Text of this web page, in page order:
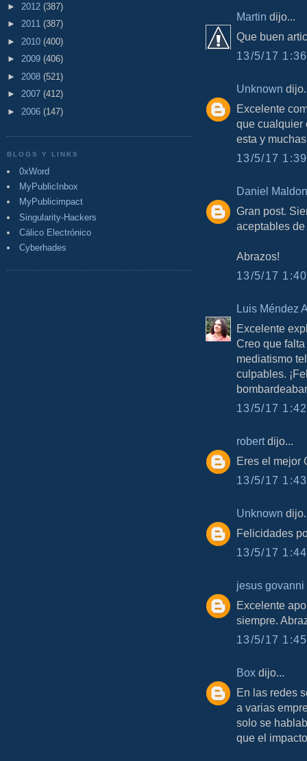
► 2012 (387)
► 2011 (387)
► 2010 (400)
► 2009 (406)
► 2008 (521)
► 2007 (412)
► 2006 (147)
BLOGS Y LINKS
0xWord
MyPublicInbox
MyPublicimpact
Singularity-Hackers
Cálico Electrónico
Cyberhades
Martin dijo...
Que buen
13/5/17
Unknown
Excelente
que cualquier
esta y
13/5/17
Daniel
Gran post.
aceptables
Abrazos!
13/5/17
Luis Méndez
Excelente
Creo que
mediatismo
culpables.
13/5/17
robertdijo...
Eres el mejor
13/5/17
Unknown
Felicidades
13/5/17
jesus govanni
Excelente
siempre.
13/5/17
Box dijo...
En las redes
a varias
solo se
que el